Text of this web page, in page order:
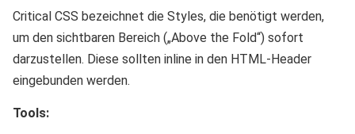
Critical CSS bezeichnet die Styles, die benötigt werden,
um den sichtbaren Bereich („Above the Fold“) sofort
darzustellen. Diese sollten inline in den HTML-Header
eingebunden werden.
Tools: